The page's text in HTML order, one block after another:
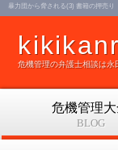
危機管理の弁護士相談は永
暴力団から脅される(3) 書籍の押売り
危機管理
BLOG